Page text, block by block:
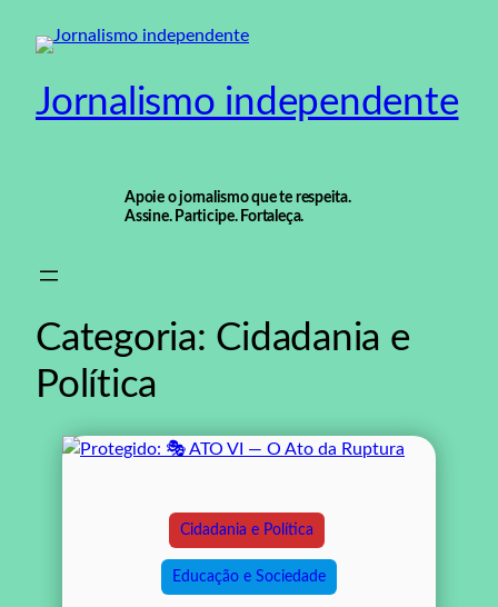
para
conteúdo
Jornalismo independente
Apoie o jornalismo que te respeita.
Assine. Participe. Fortaleça.
Categoria: Cidadania e
Política
Cidadania e Política
Educação e Sociedade